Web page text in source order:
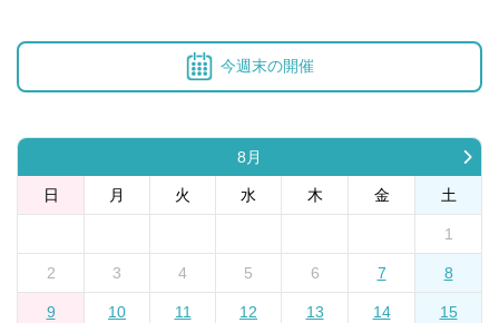
今週末の開催
8月
日 月 火 水 木 金 土
1
2 3 4 5 6 7 8
9 10 11 12 13 14 15